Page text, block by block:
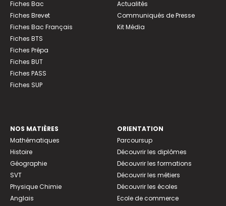
Fiches Bac
Fiches Brevet
Fiches Bac Français
Fiches BTS
Fiches Prépa
Fiches BUT
Fiches PASS
Fiches SUP
Actualités
Communiqués de Presse
Kit Média
NOS MATIÈRES
Mathématiques
Histoire
Géographie
SVT
Physique Chimie
Anglais
ORIENTATION
Parcoursup
Découvrir les diplômes
Découvrir les formations
Découvrir les métiers
Découvrir les écoles
Ecole de commerce